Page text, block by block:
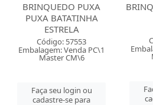
BRINQUEDO PUXA
PUXA BATATINHA
ESTRELA
Código: 57553
Embalagem: Venda PC\1
Master CM\6
Faça seu login ou
cadastre-se para